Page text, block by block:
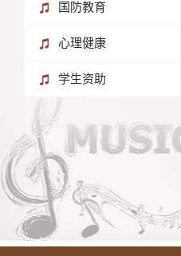
国防教育
心理健康
学生资助